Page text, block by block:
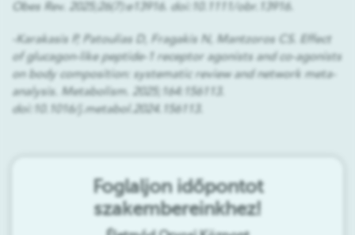
Obes Rev. 2025;26(7):e13916. doi:10.1111/obr.13916.
-Karakasis P, Patoulias D, Fragakis N, Mantzoros CS. Effect
of glucagon-like peptide-1 receptor agonists and co-agonists
on body composition: systematic review and network meta-
analysis. Metabolism. 2025;164:156113.
doi:10.1016/j.metabol.2024.156113.
Foglaljon időpontot
szakembereinkhez!